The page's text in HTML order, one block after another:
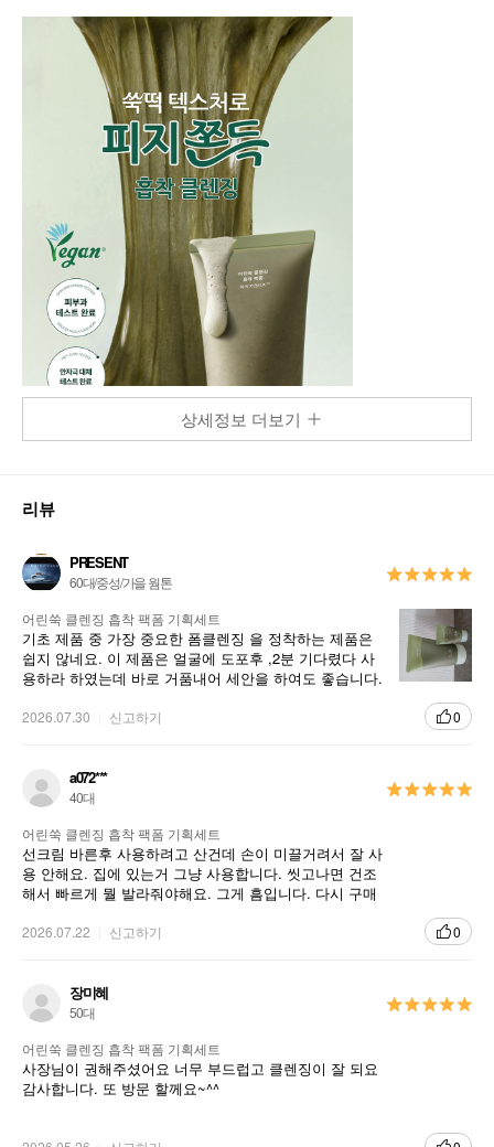
상세정보 더보기
리뷰
PRESENT
60대/중성/가을 웜톤
어린쑥 클렌징 흡착 팩폼 기획세트
기초 제품 중 가장 중요한 폼클렌징 을 정착하는 제품은
쉽지 않네요. 이 제품은 얼굴에 도포후 ,2분 기다렸다 사
용하라 하였는데 바로 거품내어 세안을 하여도 좋습니다.
기의 빛깔도 쑥색이라 왠지 마음의 안정감도 드네요.
2026.07.30 신고하기 0
a072***
40대
어린쑥 클렌징 흡착 팩폼 기획세트
선크림 바른후 사용하려고 산건데 손이 미끌거려서 잘 사
용 안해요. 집에 있는거 그냥 사용합니다. 씻고나면 건조
해서 빠르게 뭘 발라줘야해요. 그게 흠입니다. 다시 구매
2026.07.22 신고하기 0
장미혜
50대
어린쑥 클렌징 흡착 팩폼 기획세트
사장님이 권해주셨어요 너무 부드럽고 클렌징이 잘 되요
감사합니다. 또 방문 할께요~^^